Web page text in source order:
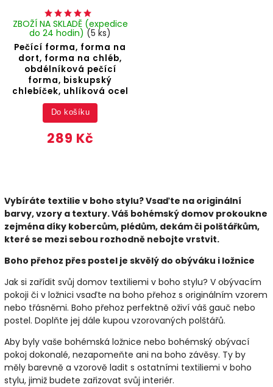
Pečící forma, forma na
dort, forma na chléb,
obdélníková pečící
forma, biskupský
chlebíček, uhlíková ocel
ZBOŽÍ NA SKLADĚ (expedice
do 24 hodin) (5 ks)
289 Kč
Do košíku
Vybíráte textilie v boho stylu? Vsaďte na originální
barvy, vzory a textury. Váš bohémský domov prokoukne
zejména díky kobercům, plédům, dekám či polštářkům,
které se mezi sebou rozhodně nebojte vrstvit.
Boho přehoz přes postel je skvělý do obýváku i ložnice
Jak si zařídit svůj domov textiliemi v boho stylu? V obývacím
pokoji či v ložnici vsaďte na boho přehoz s originálním vzorem
nebo třásněmi. Boho přehoz perfektně oživí váš gauč nebo
postel. Doplňte jej dále kupou vzorovaných polštářů.
Aby byly vaše bohémská ložnice nebo bohémský obývací
pokoj dokonalé, nezapomeňte ani na boho závěsy. Ty by
měly barevně a vzorově ladit s ostatními textiliemi v boho
stylu, jimiž budete zařizovat svůj interiér.